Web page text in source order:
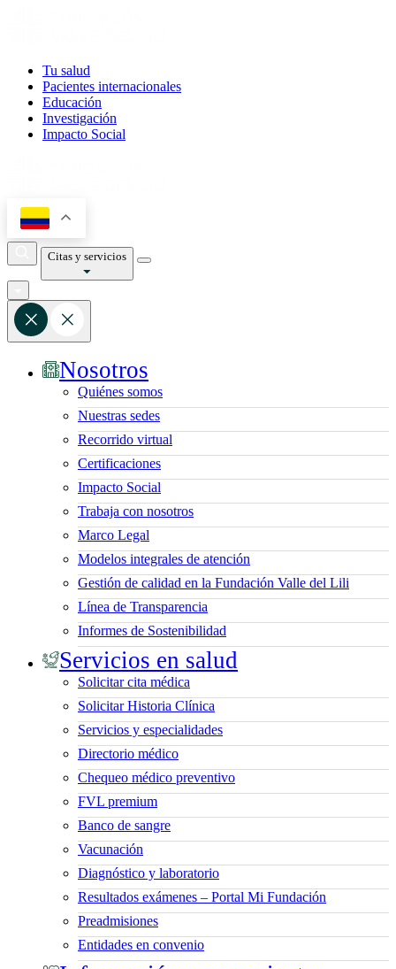
Tu salud
Pacientes internacionales
Educación
Investigación
Impacto Social
Citas y servicios
Nosotros
Quiénes somos
Nuestras sedes
Recorrido virtual
Certificaciones
Impacto Social
Trabaja con nosotros
Marco Legal
Modelos integrales de atención
Gestión de calidad en la Fundación Valle del Lili
Línea de Transparencia
Informes de Sostenibilidad
Servicios en salud
Solicitar cita médica
Solicitar Historia Clínica
Servicios y especialidades
Directorio médico
Chequeo médico preventivo
FVL premium
Banco de sangre
Vacunación
Diagnóstico y laboratorio
Resultados exámenes – Portal Mi Fundación
Preadmisiones
Entidades en convenio